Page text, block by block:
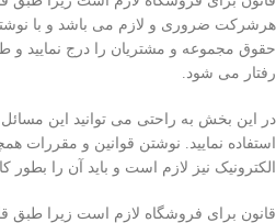
هرشرکت ضروری و لازم می باشد و با
حقوق مجموعه و مشتریان را درج نمایید و
رفتار می شود.
در این بخش به راحتی می توانید این
استفاده نمایید. نوشتن قوانین و مقررات
الکترونیک نیز لازم است و باید آن را بطور
قانون برای فروشگاه لازم است زیرا طبق